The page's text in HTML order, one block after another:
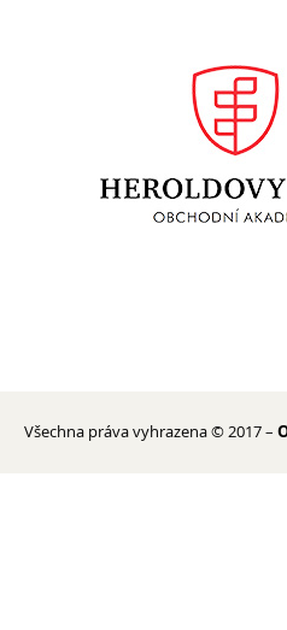
1. ročník 2026/2027
Maturitní zkoušky
Zájmové aktivity
Klub mladých
Dokumenty
Všechna práva vyhrazena © 2017 –